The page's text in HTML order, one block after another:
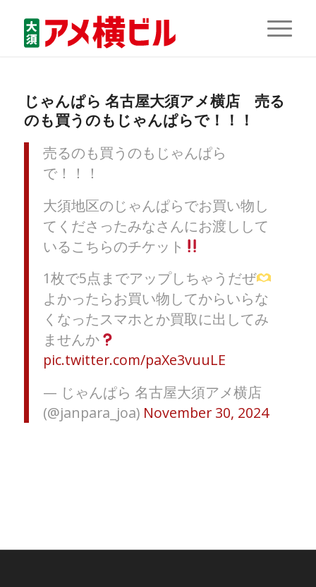
じゃんぱら 名古屋大須アメ横店 売る
のも買うのもじゃんぱらで！！！
売るのも買うのもじゃんぱら
で！！！
大須地区のじゃんぱらでお買い物し
てくださったみなさんにお渡しして
いるこちらのチケット
1枚で5点までアップしちゃうだぜ
よかったらお買い物してからいらな
くなったスマホとか買取に出してみ
ませんか
pic.twitter.com/paXe3vuuLE
— じゃんぱら 名古屋大須アメ横店
(@janpara_joa) November 30, 2024